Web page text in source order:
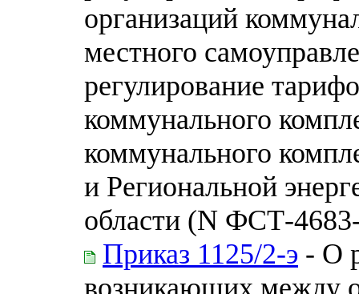
организаций
местного
регулирование
коммунального
коммунального
и Региональной
области (N ФСТ-
Приказ 1125/2-э - О
возникающих между